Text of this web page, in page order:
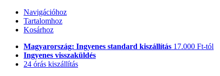
Navigációhoz
Tartalomhoz
Kosárhoz
Magyarország: Ingyenes standard kiszállítás 17.000 Ft-tól
Ingyenes visszaküldés
24 órás kiszállítás